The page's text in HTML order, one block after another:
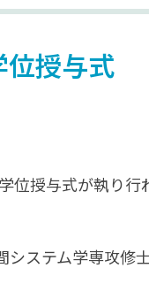
位授与式
位授与式が執り
ステム学専攻修